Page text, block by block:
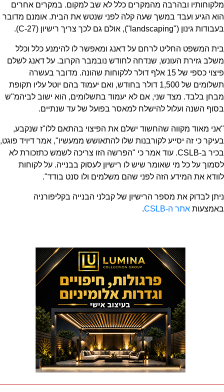
מלקוחותיו ובהרבה מהמקרים כלל לא שב למקום. במקרים אחרים
הוא הגיע ועבד במשך שעה קלה לפני שנטש את הבית. אומנם מדובר
בעבודות גינון ("landscaping"), אולם גם לכך צריך רישיון (C-27).
בית המשפט החליט לרחם על דאנג ומאפשר לו להימנע כלל וכלל
משלב גזירת העונש, שנדחה לחודש נובמבר הקרוב. על דאנג לשלם
פיצוי כספי של 15 אלף דולר ללקוחות שהונה. מדובר בעשרה
תשלומים של 1,500 דולר בחודש, ואם יעמוד בהם יוטל עליו תקופת
מבחן בלבד. מצד שני, אם לא יעמוד בתשלומים, הוא ישוב לביהמ"ש
בסוף השנה ועלול להישלח למאסר בפועל של עד שנתיים.
"אני מאוד מקווה שהחשוד ישלם את הפיצוי בהתאם ללו"ז שנקבע,
בעיקר כי זה יסייע לקורבנות שלו להתאושש ממעשיו", אמר דיויד פוגט,
בכיר ב-CSLB. עוד אמר כי "הפרשה הזו צריכה לשמש כתזכורת לא
לסמוך על כל מי שאומר שיש לו רישיון לעסוק בבנייה. על לקוחות
לוודא את המידע הזה לפני שהם משלמים ולו סנט בודד".
ניתן לבדוק את מספר הרישיון של קבלני הבנייה בקליפורניה
באמצעות אתר ה-CSLB .